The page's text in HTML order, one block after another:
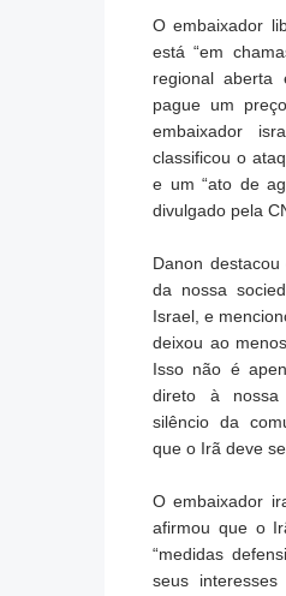
O embaixador
está “em
regional
pague um
embaixador
classificou o
e um “ato de
divulgado pela
Danon
da nossa
Israel, e
deixou ao
Isso não é
direto à nossa
silêncio da
que o Irã deve
O embaixador
afirmou que o
“medidas
seus